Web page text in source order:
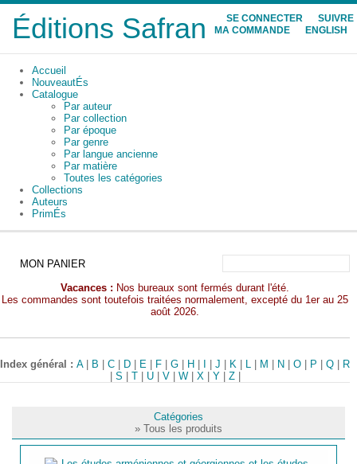
Éditions Safran SE CONNECTER
SUIVRE
MA COMMANDE
ENGLISH
Accueil
NouveautÉs
Catalogue
Par auteur
Par collection
Par époque
Par genre
Par langue ancienne
Par matière
Toutes les catégories
Collections
Auteurs
PrimÉs
MON PANIER
Vacances : Nos bureaux sont fermés durant l'été.
Les commandes sont toutefois traitées normalement, excepté du 1er au 25
août 2026.
Index général :A| B |C D E F |G H |J K L M N |O P |Q
R
S T| U| V| W| X| Y| Z|
Catégories
» Tous les produits